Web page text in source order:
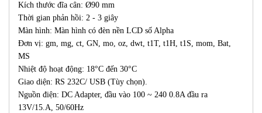
Kích thước đĩa cân: Ø90 mm
Thời gian phản hồi: 2 - 3 giây
Màn hình: Màn hình có đèn nền LCD số Alpha
Đơn vị: gm, mg, ct, GN, mo, oz, dwt, t1T, t1H, t1S, mom, Bat,
MS
Nhiệt độ hoạt động: 18°C đến 30°C
Giao diện: RS 232C/ USB (Tùy chọn).
Nguồn điện: DC Adapter, đầu vào 100 ~ 240 0.8A đầu ra
13V/15.A, 50/60Hz